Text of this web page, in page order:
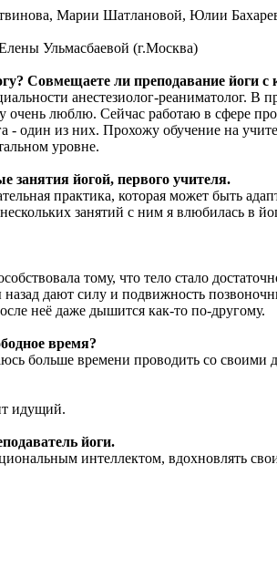
Марии Шатлановой, Юлии
Ульмасбаевой (г.Москва)
Совмещаете ли преподавание йоги с
анестезиолог-реаниматолог. В
люблю. Сейчас работаю в сфере
один из них. Прохожу обучение на
уровне.
йогой, первого учителя.
практика, которая может быть
занятий с ним я влюбилась в
тому, что тело стало
дают силу и подвижность
неё даже дышится как-то по-другому.
время?
больше времени проводить со своими
идущий.
йоги.
интеллектом, вдохновлять